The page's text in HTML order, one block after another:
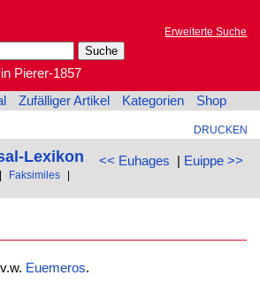
Erweiterte Suche
Pierer-1857
Zufälliger Artikel Kategorien Shop
DRUCKEN
<< Euhages | Euippe >>
Lexikon
Faksimiles
Euemeros.